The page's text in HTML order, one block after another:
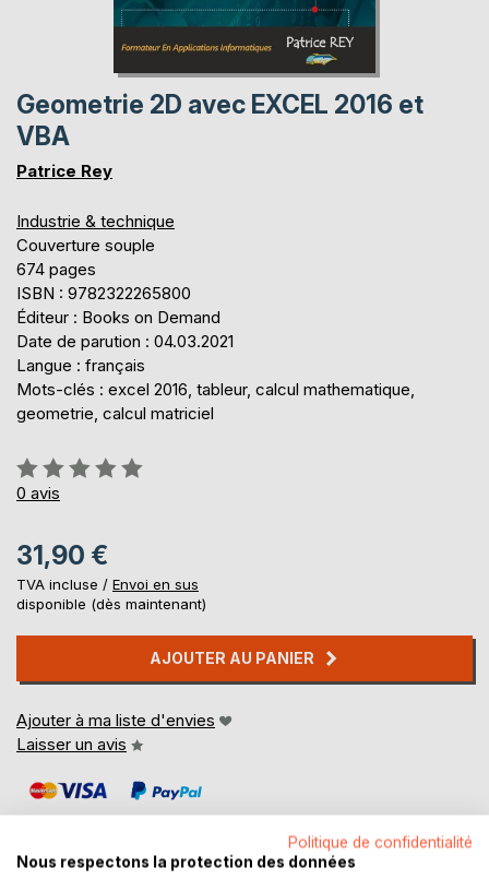
Geometrie 2D avec EXCEL 2016 et
VBA
Patrice Rey
Industrie & technique
Couverture souple
674 pages
ISBN : 9782322265800
Éditeur : Books on Demand
Date de parution : 04.03.2021
Langue : français
Mots-clés : excel 2016, tableur, calcul mathematique,
geometrie, calcul matriciel
Évaluation:
0%
0 avis
31,90 €
TVA incluse / Envoi en sus
disponible (dès maintenant)
AJOUTER AU PANIER
Ajouter à ma liste d'envies
Laisser un avis
Politique de confidentialité
Nous respectons la protection des données